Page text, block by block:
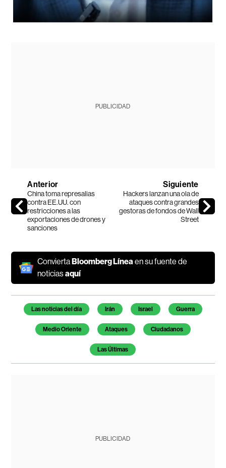
PUBLICIDAD
Anterior
China toma represalias
contra EE.UU. con
restricciones a las
exportaciones de drones y
sanciones
Siguiente
Hackers lanzan una ola de
ataques contra grandes
gestoras de fondos de Wall
Street
ConviertaBloomberg Líneaen su fuente de
noticiasaquí
Temas de este artículo
Las noticias del día Irán Israel Guerra
Medio Oriente Ataques Ciudadanos
Las Últimas
PUBLICIDAD